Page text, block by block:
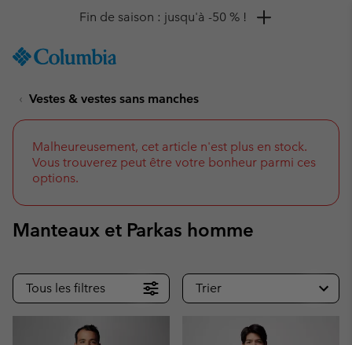
TO
SKIP
NAV
SKIP
TO
SEARCH
Remise de 10 % à saisir
Vestes & vestes sans manches
Malheureusement, cet article n'est plus en stock.
Vous trouverez peut être votre bonheur parmi ces
options.
Manteaux et Parkas homme
Tous les filtres Trier